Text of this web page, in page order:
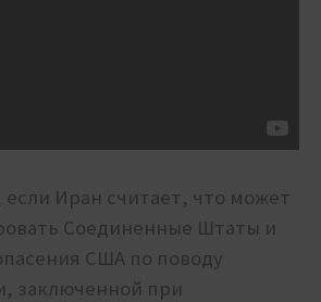
Иран считает, что может
Соединенные Штаты и
США по поводу
заключенной при